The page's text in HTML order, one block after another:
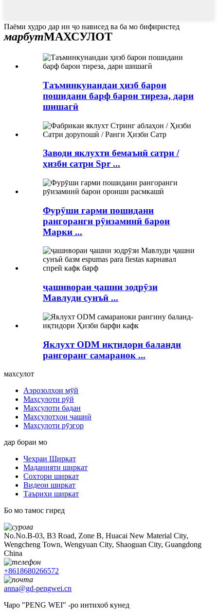
Паёми худро дар ин ҷо нависед ва ба мо бифиристед
марбутМАХСУЛОТ
Таъминкунандаи ҳизб барои
пошидани барф барои тиреза, дари
шишагӣ
Заводи яклухти бемаънӣ сатри /
ҳизби сатри Spr ...
Фурӯши гарми пошидани
рангоранги рӯизаминӣ барои
Марки ...
ҷашнвораи ҷашни зодрӯзи
Мавлуди сунъӣ ...
Яклухт ODM иқтидори баланди
рангоранг самаранок ...
махсулот
Аэрозолҳои мӯй
Маҳсулоти рӯй
Маҳсулоти бадан
Маҳсулотҳои ҷашнӣ
Маҳсулоти рӯзгор
дар бораи мо
Чеҳраи Ширкат
Маданияти ширкат
Сохтори ширкат
Видеои ширкат
Таърихи ширкат
Бо мо тамос гиред
No.No.B-03, B3 Road, Zone B, Huacai New Material City,
Wengcheng Town, Wengyuan City, Shaoguan City, Guangdong
China
+8618680266572
anna@gd-pengwei.cn
Чаро "PENG WEI" -ро интихоб кунед